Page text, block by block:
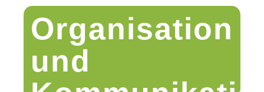
Organisation
und